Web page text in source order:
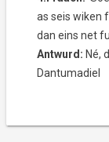
as seis wiken
dan eins net
Antwurd: Né,
Dantumadiel